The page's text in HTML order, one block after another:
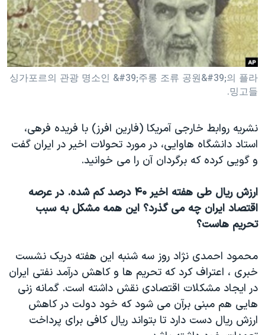
فرهنگ و زندگی
حقوق شهروندی
اقتصادی
علم و فناوری
اسرائیل در جنگ
آرشیو پخش زنده
مستندها
انتخابات ریاست جمهوری آمریکا ۲۰۲۴
حمله جمهوری اسلامی به اسرائیل
رمز مهسا
ورزش زنان در ایران
مجموعه مستندهای دادخواهی
تریبونال مردمی آبان ۹۸
چهل سال گروگان‌گیری
قانون شفافیت دارائی کادر رهبری ایران
اسرائیل در جنگ
نرگس محمدی برنده جایزه نوبل صلح
همایش محافظه‌کاران آمریکا «سی‌پک»
صفحه‌های ویژه
دنبال کنید
زبانهای مختلف
싱가포르의 관광 명소인 &#39;주롱 조류 공원&#39;의 플라
밍고들.
نشریه روابط خارجی آمریکا (فارین افرز) با فریده فرهی،
استاد دانشگاه هاوایی، در مورد تحولات اخیر در ایران گفت
و گویی کرده که برگردان آن را می خوانید.
ارزش ریال طی هفته اخیر ۴۰ درصد کم شده. در عرصه
اقتصاد ایران چه می گذرد؟ این همه مشکل به سبب
تحریم هاست؟
محمود احمدی نژاد روز سه شنبه این هفته دریک نشست
خبری ، اعتراف کرد که تحریم ها و کاهش درآمد نفتی ایران
در ایجاد مشکلات اقتصادی نقش داشته است. گمانه زنی
هایی هم مبنی بر‌آن می شود که خود دولت در کاهش
ارزش ریال دست دارد تا بتواند ریال کافی برای پرداخت